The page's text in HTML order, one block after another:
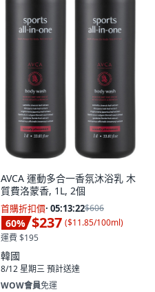
AVCA 運動多合一香氛沐浴乳 木
質費洛蒙香, 1L, 2個
首購折扣價· 05:13:21$606
60% $237 ($11.85/100ml)
運費 $195
韓國
8/12 星期三預計送達
WOW會員免運